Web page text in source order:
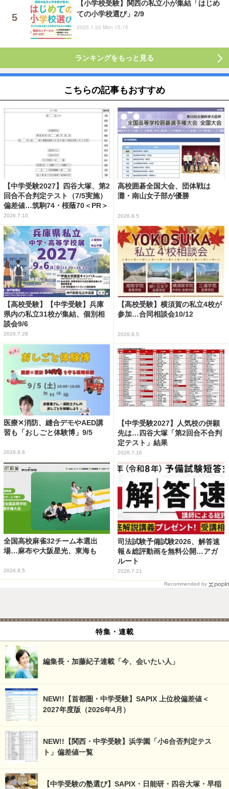
【小学校受験】関西の私立小が集結「はじめ
ての小学校選び」2/9
2025.1.20 Mon 15:15
ランキングをもっと見る
こちらの記事もおすすめ
【中学受験2027】四谷大塚、第2
回合不合判定テスト（7/5実施）
偏差値…筑駒74・桜蔭70＜PR＞
2026.7.10
高校囲碁全国大会、団体戦は
灘・南山女子部が優勝
2026.8.5
【高校受験】【中学受験】兵庫
県内の私立31校が集結、個別相
談会9/6
2026.7.28
【高校受験】横須賀の私立4校が
参加…合同相談会10/12
2026.8.5
医療✕消防、縫合デモやAED講
習も「おしごと体験博」9/5
2026.8.6
【中学受験2027】人気校の併願
先は…四谷大塚「第2回合不合判
定テスト」結果
2026.7.16
全国高校麻雀32チーム本選出
場…麻布や大阪星光、東海も
2026.8.5
司法試験予備試験2026、解答速
報＆総評動画を無料公開…アガ
ルート
2026.7.21
Recommended by
特集・連載
編集長・加藤紀子連載「今、会いたい人」
NEW!!【首都圏・中学受験】SAPIX 上位校偏差値＜
2027年度版（2026年4月）
NEW!!【関西・中学受験】浜学園「小6合否判定テス
ト」偏差値一覧
【中学受験の塾選び】SAPIX・日能研・四谷大塚・早稲